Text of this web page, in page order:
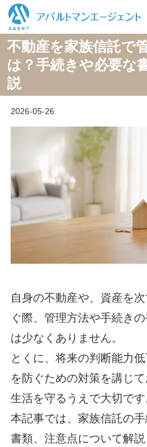
不動産を家族信託で
は？手続きや必要な
説
2026-05-26
自身の不動産や、資産を
ぐ際、管理方法や手続き
は少なくありません。
とくに、将来の判断能力
を防ぐための対策を講じ
生活を守るうえで大切です
本記事では、家族信託の
書類、注意点について解説